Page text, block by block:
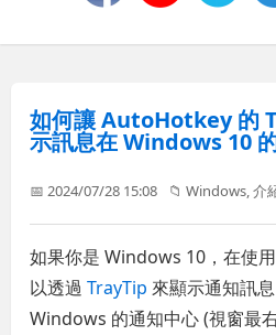
如何讓 AutoHotkey 的
示訊息在 Windows 10
📅 2024/07/28 15:08 📁Windows ,介
如果你是 Windows 10，在使
以透過TrayTip 來顯示通知訊
Windows 的通知中心 (視窗最